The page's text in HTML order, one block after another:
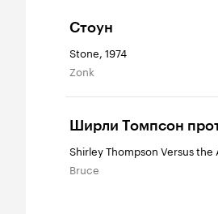
Стоун
Stone, 1974
Zonk
Ширли Томпсон
Shirley Thompson Versus the
Bruce